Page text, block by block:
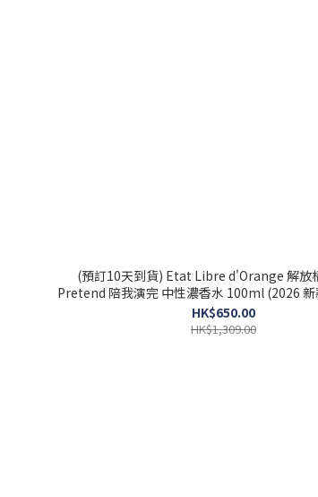
(預訂10天到貨) Etat Libre d'Orange 解放
Pretend 陪我演完 中性濃香水 100ml (2026
3760168594267)
HK$650.00
HK$1,309.00